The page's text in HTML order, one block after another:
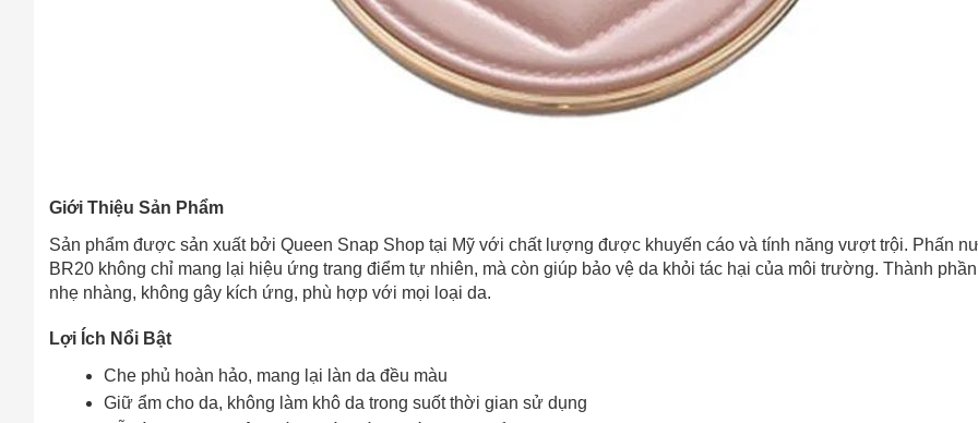
Giới Thiệu Sản Phẩm
Sản phẩm được sản xuất bởi Queen Snap Shop tại Mỹ với chất lượng được khuyến cáo và tính năng vượt trội. Phấn
BR20 không chỉ mang lại hiệu ứng trang điểm tự nhiên, mà còn giúp bảo vệ da khỏi tác hại của môi trường. Thành
nhẹ nhàng, không gây kích ứng, phù hợp với mọi loại da.
Lợi Ích Nổi Bật
Che phủ hoàn hảo, mang lại làn da đều màu
Giữ ẩm cho da, không làm khô da trong suốt thời gian sử dụng